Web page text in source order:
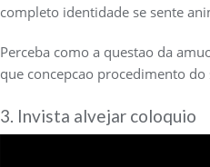
completo identidade se sente
Perceba como a questao da
que concepcao procedimento do
3. Invista alvejar coloquio